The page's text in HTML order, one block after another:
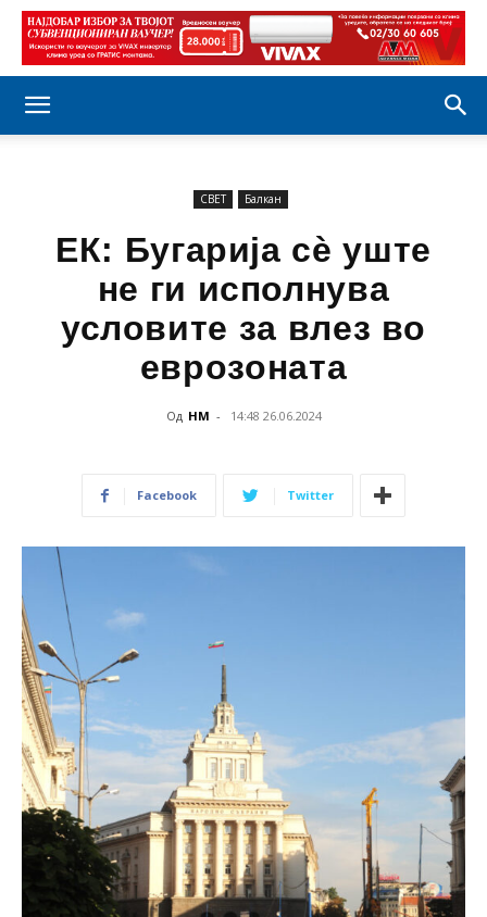
СВЕТ Балкан
ЕК: Бугарија сѐ уште
не ги исполнува
условите за влез во
еврозоната
Од НМ - 14:48 26.06.2024
Facebook Twitter